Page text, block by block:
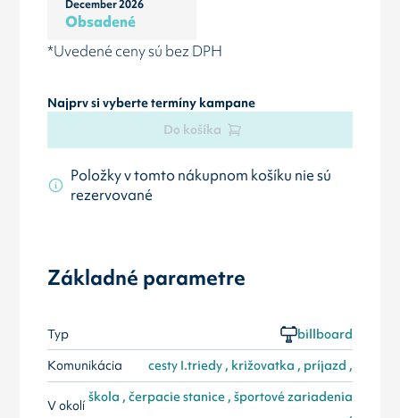
December 2026
Obsadené
*Uvedené ceny sú bez DPH
Najprv si vyberte termíny kampane
Do košíka
Položky v tomto nákupnom košíku nie sú
rezervované
Základné parametre
Typ
billboard
Komunikácia
cesty I.triedy , križovatka , príjazd ,
V okolí škola , čerpacie stanice , športové zariadenia
,